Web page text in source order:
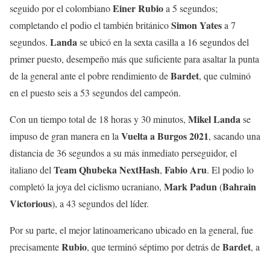
seguido por el colombianoEinerRubioa 5 segundos;
completando el podio el también británicoSimonYatesa 7
segundos. Landase ubicó en la sexta casilla a 16 segundos del
primer puesto, desempeño más que suficiente para asaltar la punta
de la general ante el pobre rendimiento deBardet, que culminó
en el puesto seis a 53 segundos del campeón.
Con un tiempo total de 18 horas y 30 minutos, MikelLandase
impuso de gran manera en la Vuelta a Burgos 2021, sacando una
distancia de 36 segundos a su más inmediato perseguidor, el
italiano del TeamQhubekaNextHash, FabioAru. El podio lo
completó la joya del ciclismo ucraniano, MarkPadun(Bahrain
Victorious), a 43 segundos del líder.
Por su parte, el mejor latinoamericano ubicado en la general, fue
precisamenteRubio, que terminó séptimo por detrás deBardet, a